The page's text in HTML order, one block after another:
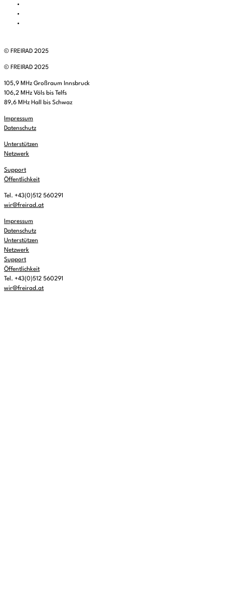
© FREIRAD 2025
© FREIRAD 2025
105,9 MHz Großraum Innsbruck
106,2 MHz Völs bis Telfs
89,6 MHz Hall bis Schwaz
Impressum
Datenschutz
Unterstützen
Netzwerk
Support
Öffentlichkeit
Tel. +43(0)512 560291
wir@freirad.at
Impressum
Datenschutz
Unterstützen
Netzwerk
Support
Öffentlichkeit
Tel. +43(0)512 560291
wir@freirad.at